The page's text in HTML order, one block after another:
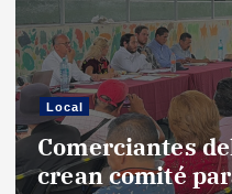
Local
Comerciantes
crean comité